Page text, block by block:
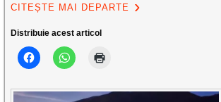
CITEȘTE MAI DEPARTE
Distribuie acest articol